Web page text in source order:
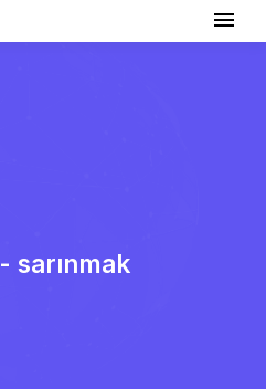
صارنمق - sarınmak